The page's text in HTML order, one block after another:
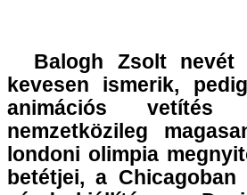
Balogh Zsolt nevét
kevesen ismerik,
animációs
nemzetközileg
londoni olimpia
betétjei, a